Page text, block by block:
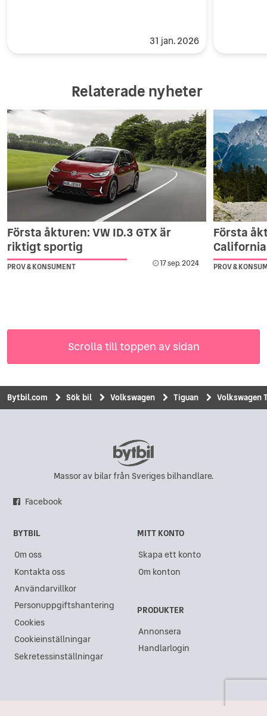
31 jan. 2026
Relaterade nyheter
Första åkturen: VW ID.3 GTX är
riktigt sportig
PROV & KONSUMENT 17 sep. 2024
Första
California
PROV &
Scrolla till toppen av sidan
Bytbil.com Sök bil Volkswagen Tiguan Volkswagen
Massor av bilar från Sveriges bilhandlare.
Facebook
BYTBIL
Om oss
Kontakta oss
Användarvillkor
Personuppgiftshantering
Cookies
Cookieinställningar
Sekretessinställningar
MITT KONTO
Skapa ett konto
Om konton
PRODUKTER
Annonsera
Handlarlogin